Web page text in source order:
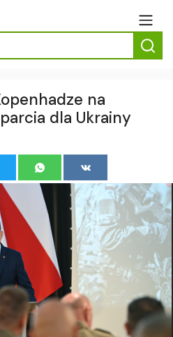
na
dla Ukrainy